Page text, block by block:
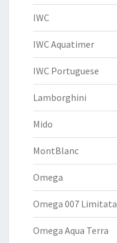
IWC
IWC Aquatimer
IWC Portuguese
Lamborghini
Mido
MontBlanc
Omega
Omega 007 Limitata
Omega Aqua Terra